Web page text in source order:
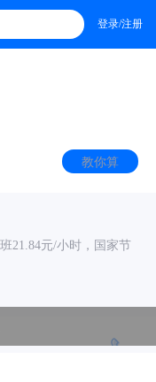
登录/注册
教你算
21.84元/小时，国家节